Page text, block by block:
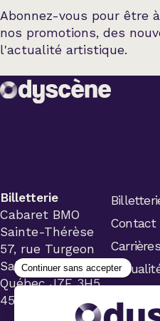
Abonnez-vous pour être
nos promotions, des
l'actualité artistique.
Billetterie
Cabaret BMO
Sainte-Thérèse
57, rue Turgeon
Sainte-Thérèse
Québec J7E 3H5
450 434-4006
Contact
Carrières